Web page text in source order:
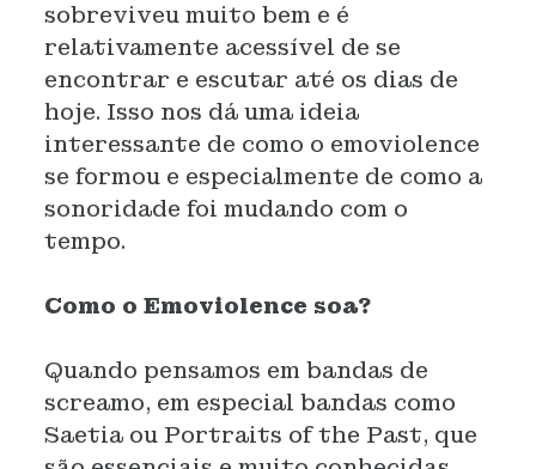
sobreviveu muito bem e é
relativamente acessível de se
encontrar e escutar até os dias de
hoje. Isso nos dá uma ideia
interessante de como o emoviolence
se formou e especialmente de como a
sonoridade foi mudando com o
tempo.
Como o Emoviolence soa?
Quando pensamos em bandas de
screamo, em especial bandas como
Saetia ou Portraits of the Past, que